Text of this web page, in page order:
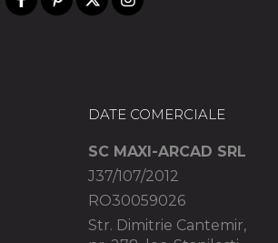
DATE COMERCIALE
SC MAXI-ARCAD SRL
J37/107/2012
RO30059026
Str. Dimitrie Cantemir,